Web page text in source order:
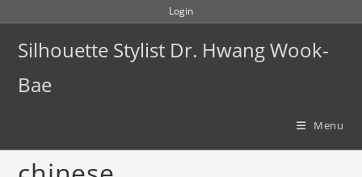
content
Login
Silhouette Stylist Dr. Hwang Wook-
Bae
Menu